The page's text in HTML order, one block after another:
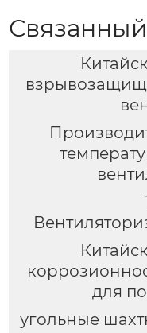
Связанный
для
угольные